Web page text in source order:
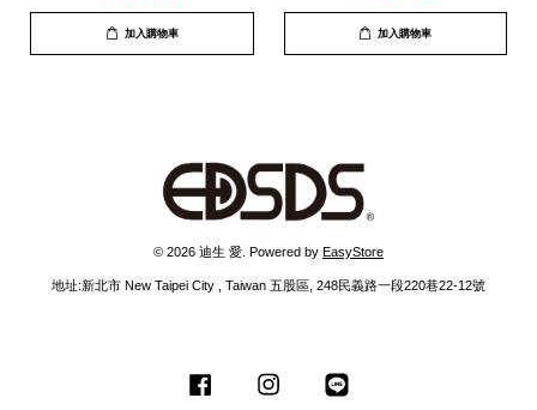
加入購物車 加入購物車
© 2026 迪生 愛. Powered by EasyStore
地址:新北市 New Taipei City , Taiwan 五股區, 248民義路一段220巷22-12號
Facebook Instagram